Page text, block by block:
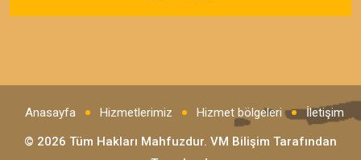
Anasayfa Hizmetlerimiz Hizmet bölgeleri
İletişim
© 2026 Tüm Hakları Mahfuzdur. VM Bilişim Tarafından